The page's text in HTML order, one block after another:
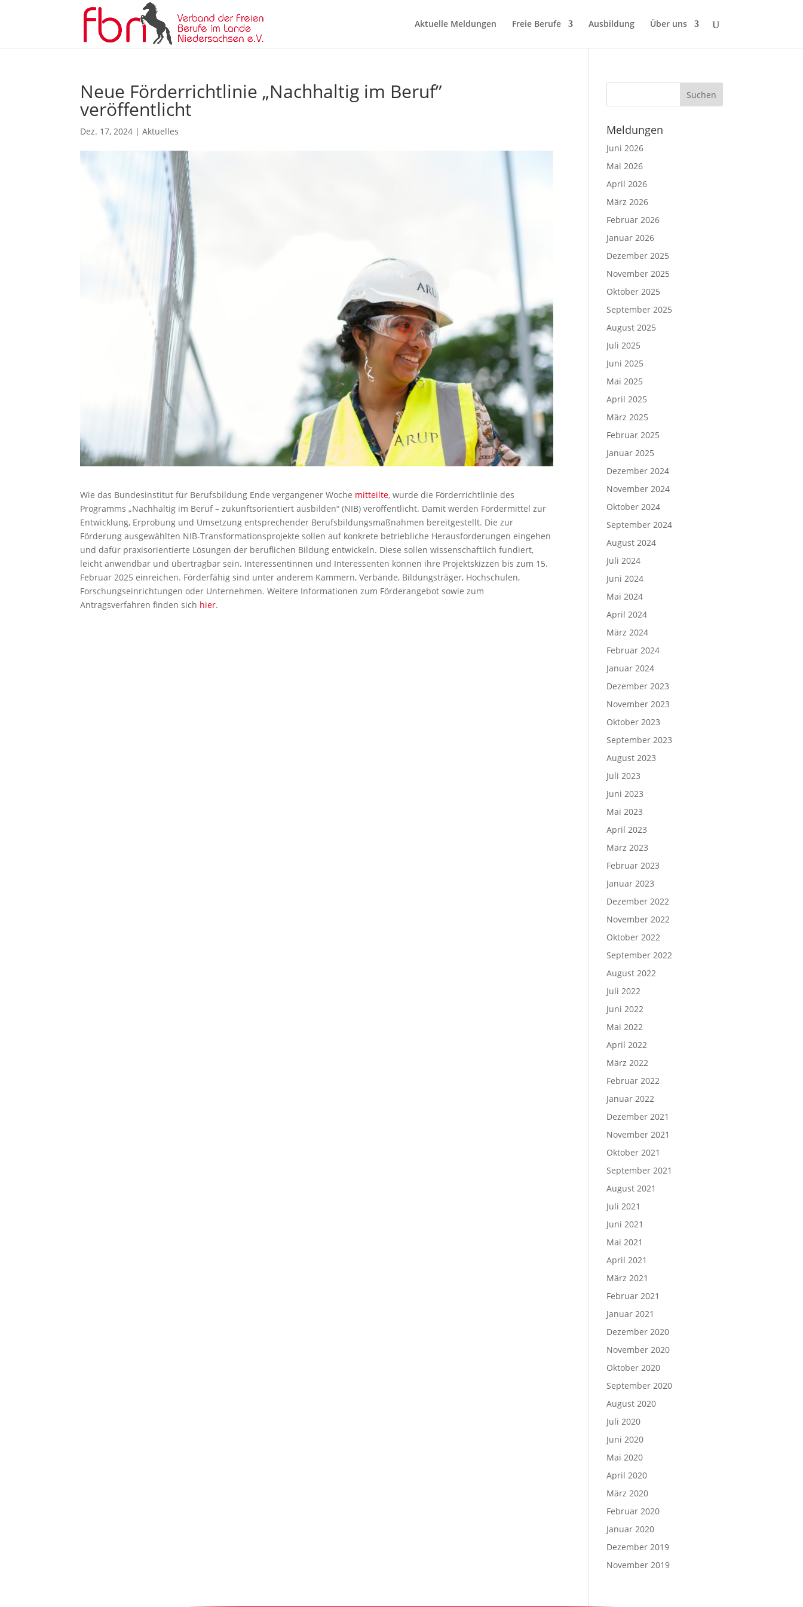
Aktuelle Meldungen Freie Berufe Ausbildung Über uns
Neue Förderrichtlinie „Nachhaltig im Beruf”
veröffentlicht
Dez. 17, 2024 |Aktuelles
Wie das Bundesinstitut für Berufsbildung Ende vergangener Woche mitteilte, wurde die Förderrichtlinie des
Programms „Nachhaltig im Beruf – zukunftsorientiert ausbilden“ (NIB) veröffentlicht. Damit werden Fördermittel zur
Entwicklung, Erprobung und Umsetzung entsprechender Berufsbildungsmaßnahmen bereitgestellt. Die zur
Förderung ausgewählten NIB-Transformationsprojekte sollen auf konkrete betriebliche Herausforderungen eingehen
und dafür praxisorientierte Lösungen der beruflichen Bildung entwickeln. Diese sollen wissenschaftlich fundiert,
leicht anwendbar und übertragbar sein. Interessentinnen und Interessenten können ihre Projektskizzen bis zum 15.
Februar 2025 einreichen. Förderfähig sind unter anderem Kammern, Verbände, Bildungsträger, Hochschulen,
Forschungseinrichtungen oder Unternehmen. Weitere Informationen zum Förderangebot sowie zum
Antragsverfahren finden sich hier.
Meldungen
Juni 2026
Mai 2026
April 2026
März 2026
Februar 2026
Januar 2026
Dezember 2025
November 2025
Oktober 2025
September 2025
August 2025
Juli 2025
Juni 2025
Mai 2025
April 2025
März 2025
Februar 2025
Januar 2025
Dezember 2024
November 2024
Oktober 2024
September 2024
August 2024
Juli 2024
Juni 2024
Mai 2024
April 2024
März 2024
Februar 2024
Januar 2024
Dezember 2023
November 2023
Oktober 2023
September 2023
August 2023
Juli 2023
Juni 2023
Mai 2023
April 2023
März 2023
Februar 2023
Januar 2023
Dezember 2022
November 2022
Oktober 2022
September 2022
August 2022
Juli 2022
Juni 2022
Mai 2022
April 2022
März 2022
Februar 2022
Januar 2022
Dezember 2021
November 2021
Oktober 2021
September 2021
August 2021
Juli 2021
Juni 2021
Mai 2021
April 2021
März 2021
Februar 2021
Januar 2021
Dezember 2020
November 2020
Oktober 2020
September 2020
August 2020
Juli 2020
Juni 2020
Mai 2020
April 2020
März 2020
Februar 2020
Januar 2020
Dezember 2019
November 2019